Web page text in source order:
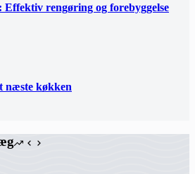
rengøring og forebyggelse
næste køkken